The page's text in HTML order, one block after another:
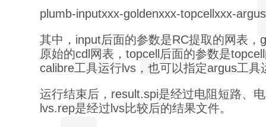
plumb-inputxxx-goldenxxx-topcellxxx-argus
其中，input后面的参数是RC提取的网表，
原始的cdl网表，topcell后面的参数是
calibre工具运行lvs，也可以指定argus工具
运行结束后，result.spi是经过电阻短路、
lvs.rep是经过lvs比较后的结果文件。